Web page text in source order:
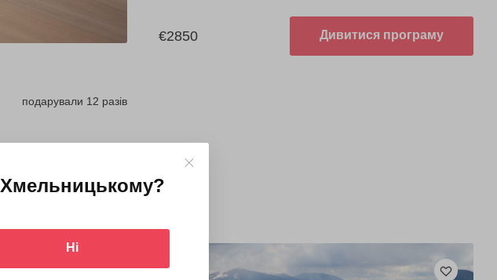
подарували 12 разів
€2850 Дивитися програму
Хмельницькому?
Ні